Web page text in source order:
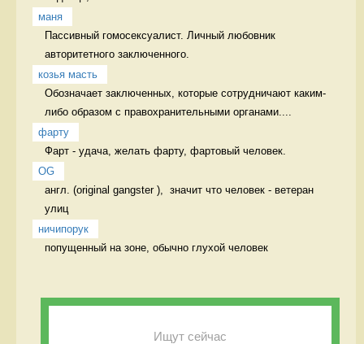
маня
Пассивный гомосексуалист. Личный любовник
авторитетного заключенного.
козья масть
Обозначает заключенных, которые сотрудничают каким-
либо образом с правохранительными органами....
фарту
Фарт - удача, желать фарту, фартовый человек.
OG
англ. (original gangster ),  значит что человек - ветеран
улиц
ничипорук
попущенный на зоне, обычно глухой человек
Ищут сейчас